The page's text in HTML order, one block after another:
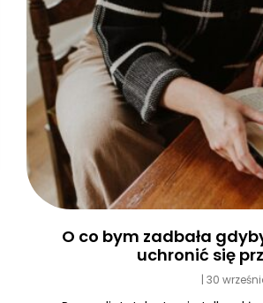
O co bym zadbała
uchronić się
30